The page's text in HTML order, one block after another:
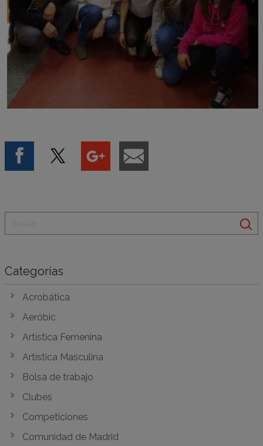
Categorías
Acrobática
Aeróbic
Artística Femenina
Artística Masculina
Bolsa de trabajo
Clubes
Competiciones
Comunidad de Madrid